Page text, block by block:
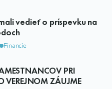
vedieť o príspevku na
Financie
PRI
VEREJNOM ZÁUJME